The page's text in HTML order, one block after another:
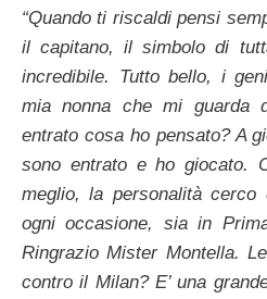
“Quando ti riscaldi pensi
il capitano, il simbolo di
incredibile. Tutto bello, i
mia nonna che mi guarda
entrato cosa ho pensato? A
sono entrato e ho giocato.
meglio, la personalità
ogni occasione, sia in
Ringrazio Mister Montella.
contro il Milan? E’ una